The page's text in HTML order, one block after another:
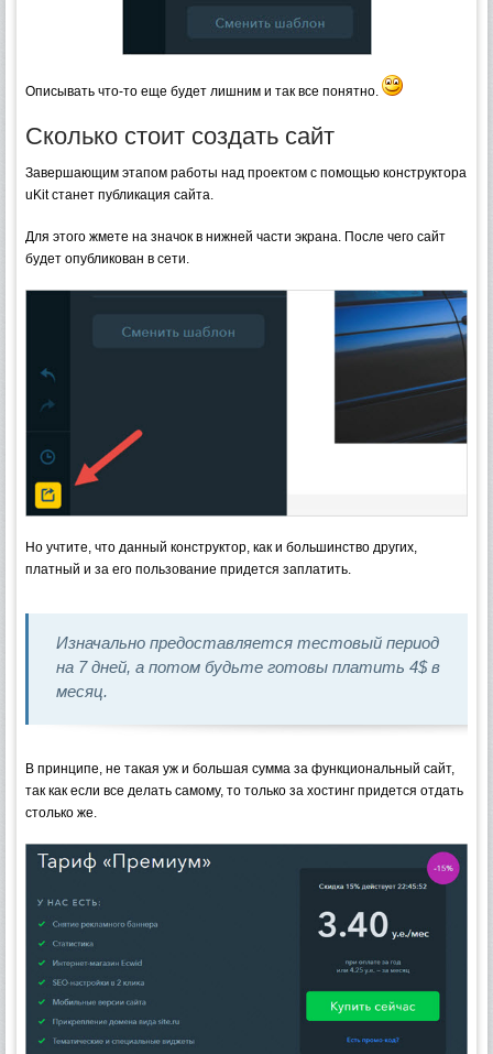
Описывать что-то еще будет лишним и так все понятно.
Сколько стоит создать сайт
Завершающим этапом работы над проектом с помощью конструктора
uKit станет публикация сайта.
Для этого жмете на значок в нижней части экрана. После чего сайт
будет опубликован в сети.
Но учтите, что данный конструктор, как и большинство других,
платный и за его пользование придется заплатить.
Изначально предоставляется тестовый период
на 7 дней, а потом будьте готовы платить 4$ в
месяц.
В принципе, не такая уж и большая сумма за функциональный сайт,
так как если все делать самому, то только за хостинг придется отдать
столько же.